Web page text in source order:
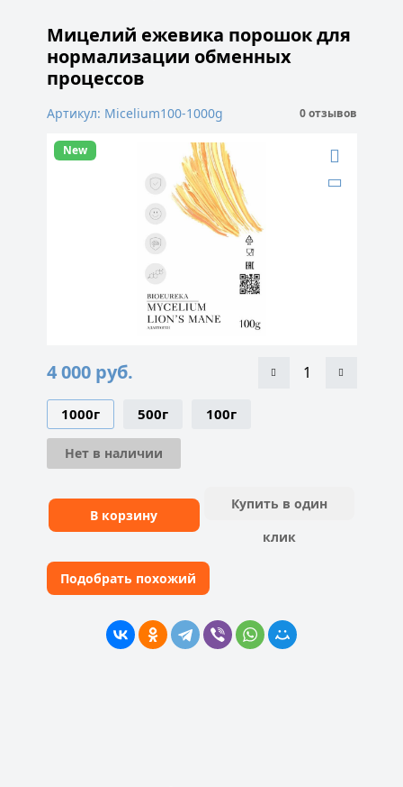
Мицелий ежевика порошок для
нормализации обменных
процессов
Артикул: Micelium100-1000g 0 отзывов
New
1000г 500г 100г
4 000 руб.
Нет в наличии
В корзину
Купить в один
клик
Подобрать похожий